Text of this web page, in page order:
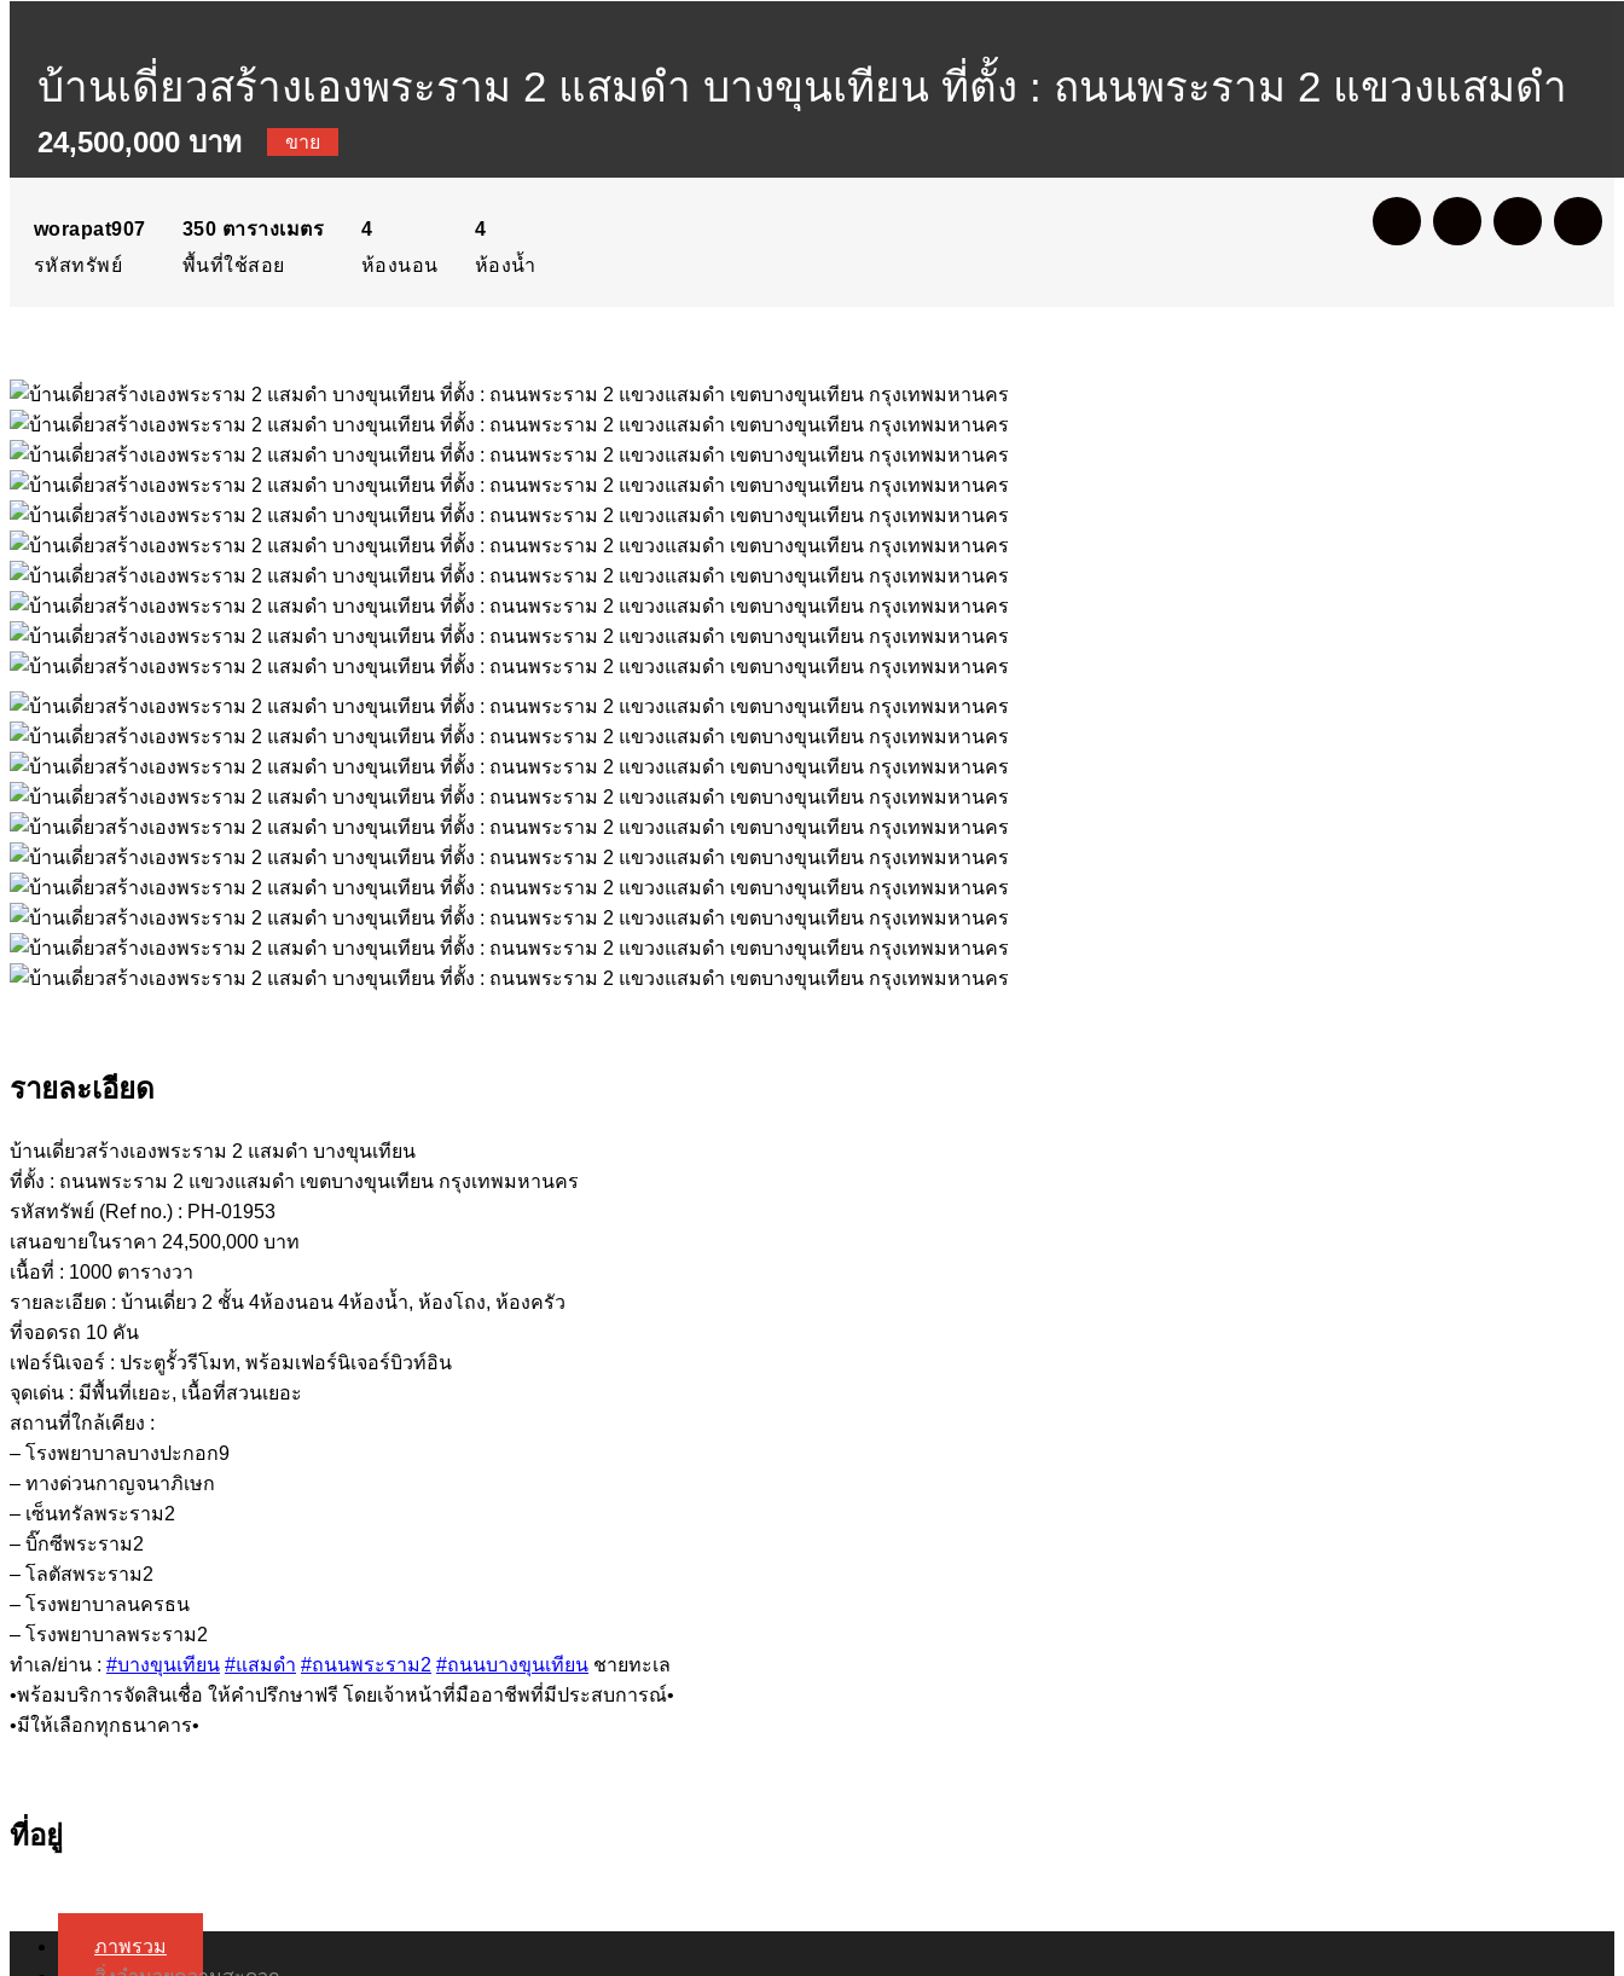
บ้านเดี่ยวสร้างเองพระราม 2 แสมดำ บางขุนเทียน ที่ตั้ง : ถนนพระราม 2 แขวงแสมดำ
เขตบางขุนเทียน กรุงเทพมหานคร
24,500,000 บาท ขาย
worapat907
รหัสทรัพย์
350 ตารางเมตร
พื้นที่ใช้สอย
4
ห้องนอน
4
ห้องน้ำ
รายละเอียด
บ้านเดี่ยวสร้างเองพระราม 2 แสมดำ บางขุนเทียน
ที่ตั้ง : ถนนพระราม 2 แขวงแสมดำ เขตบางขุนเทียน กรุงเทพมหานคร
รหัสทรัพย์ (Ref no.) : PH-01953
เสนอขายในราคา 24,500,000 บาท
เนื้อที่ : 1000 ตารางวา
รายละเอียด : บ้านเดี่ยว 2 ชั้น 4ห้องนอน 4ห้องน้ำ, ห้องโถง, ห้องครัว
ที่จอดรถ 10 คัน
เฟอร์นิเจอร์ : ประตูรั้วรีโมท, พร้อมเฟอร์นิเจอร์บิวท์อิน
จุดเด่น : มีพื้นที่เยอะ, เนื้อที่สวนเยอะ
สถานที่ใกล้เคียง :
– โรงพยาบาลบางปะกอก9
– ทางด่วนกาญจนาภิเษก
– เซ็นทรัลพระราม2
– บิ๊กซีพระราม2
– โลตัสพระราม2
– โรงพยาบาลนครธน
– โรงพยาบาลพระราม2
ทำเล/ย่าน : #บางขุนเทียน #แสมดำ #ถนนพระราม2 #ถนนบางขุนเทียน ชายทะเล
•พร้อมบริการจัดสินเชื่อ ให้คำปรึกษาฟรี โดยเจ้าหน้าที่มืออาชีพที่มีประสบการณ์•
•มีให้เลือกทุกธนาคาร•
ที่อยู่
ภาพรวม